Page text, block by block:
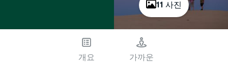
11 사진
개요 가까운